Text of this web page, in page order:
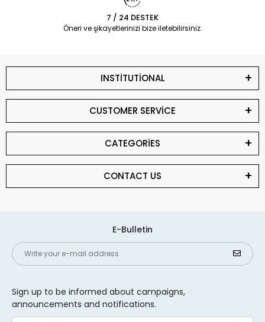
7 / 24 DESTEK
Öneri ve şikayetlerinizi bize iletebilirsiniz.
INSTİTUTİONAL
CUSTOMER SERVİCE
CATEGORİES
CONTACT US
E-Bulletin
Sign up to be informed about campaigns,
announcements and notifications.